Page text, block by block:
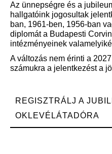
Az ünnepségre és a
hallgatóink jogosultak
ban, 1961-ben, 1956-ban
diplomát a Budapesti
intézményeinek
A változás nem érinti a
számukra a jelentkezést a
REGISZTRÁLJ A
OKLEVÉLÁTADÓRA